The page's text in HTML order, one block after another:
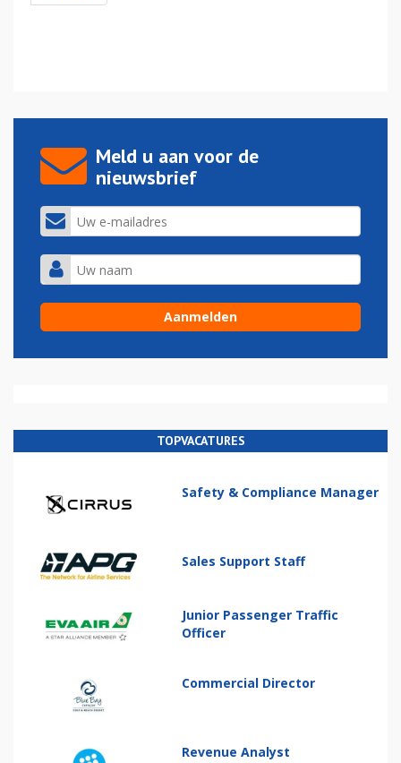
Meld u aan voor de
nieuwsbrief
TOPVACATURES
Safety & Compliance Manager
Sales Support Staff
Junior Passenger Traffic
Officer
Commercial Director
Revenue Analyst